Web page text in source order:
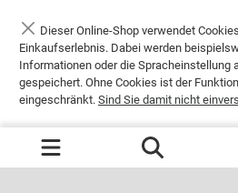
Schließen
Dieser Online-Shop verwendet
Einkaufserlebnis. Dabei werden
Informationen oder die Spracheinstellung
gespeichert. Ohne Cookies ist der
eingeschränkt. Sind Sie damit nicht